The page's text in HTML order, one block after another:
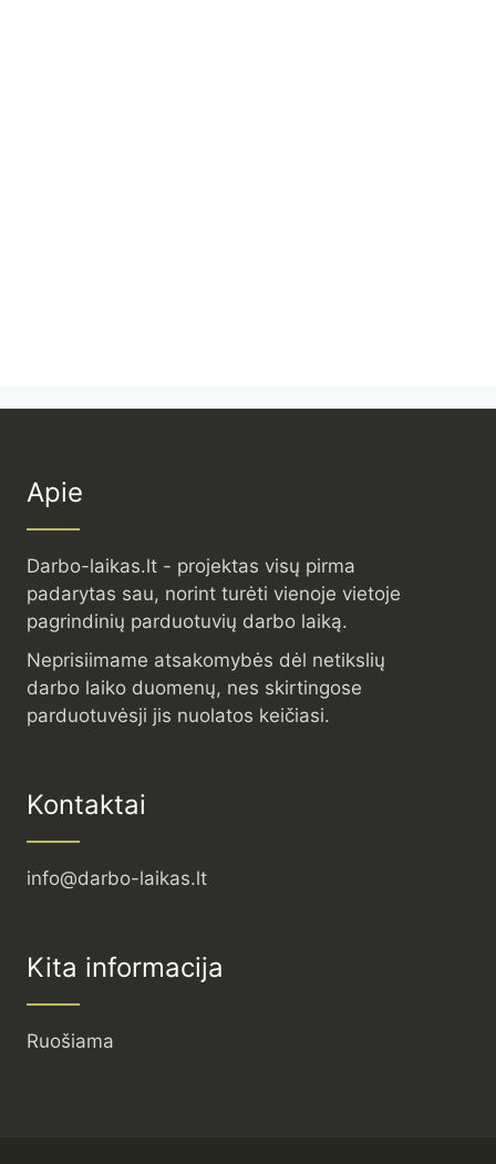
Apie
Darbo-laikas.lt - projektas visų pirma
padarytas sau, norint turėti vienoje vietoje
pagrindinių parduotuvių darbo laiką.
Neprisiimame atsakomybės dėl netikslių
darbo laiko duomenų, nes skirtingose
parduotuvėsji jis nuolatos keičiasi.
Kontaktai
info@darbo-laikas.lt
Kita informacija
Ruošiama